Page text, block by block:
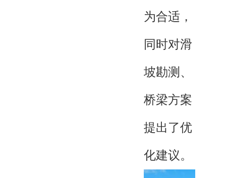
为合适，
同时对滑
坡勘测、
桥梁方案
提出了优
化建议。